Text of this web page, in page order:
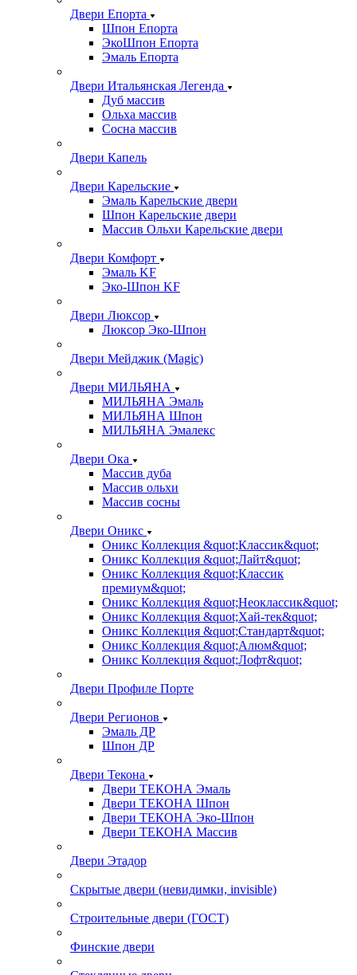
Двери Епорта
Шпон Епорта
ЭкоШпон Епорта
Эмаль Епорта
Двери Итальянская Легенда
Дуб массив
Ольха массив
Сосна массив
Двери Капель
Двери Карельские
Эмаль Карельские двери
Шпон Карельские двери
Массив Ольхи Карельские двери
Двери Комфорт
Эмаль KF
Эко-Шпон KF
Двери Люксор
Люксор Эко-Шпон
Двери Мейджик (Magic)
Двери МИЛЬЯНА
МИЛЬЯНА Эмаль
МИЛЬЯНА Шпон
МИЛЬЯНА Эмалекс
Двери Ока
Массив дуба
Массив ольхи
Массив сосны
Двери Оникс
Оникс Коллекция &quot;Классик&quot;
Оникс Коллекция &quot;Лайт&quot;
Оникс Коллекция &quot;Классик
премиум&quot;
Оникс Коллекция &quot;Неоклассик&quot;
Оникс Коллекция &quot;Хай-тек&quot;
Оникс Коллекция &quot;Стандарт&quot;
Оникс Коллекция &quot;Алюм&quot;
Оникс Коллекция &quot;Лофт&quot;
Двери Профиле Порте
Двери Регионов
Эмаль ДР
Шпон ДР
Двери Текона
Двери ТЕКОНА Эмаль
Двери ТЕКОНА Шпон
Двери ТЕКОНА Эко-Шпон
Двери ТЕКОНА Массив
Двери Этадор
Скрытые двери (невидимки, invisible)
Строительные двери (ГОСТ)
Финские двери